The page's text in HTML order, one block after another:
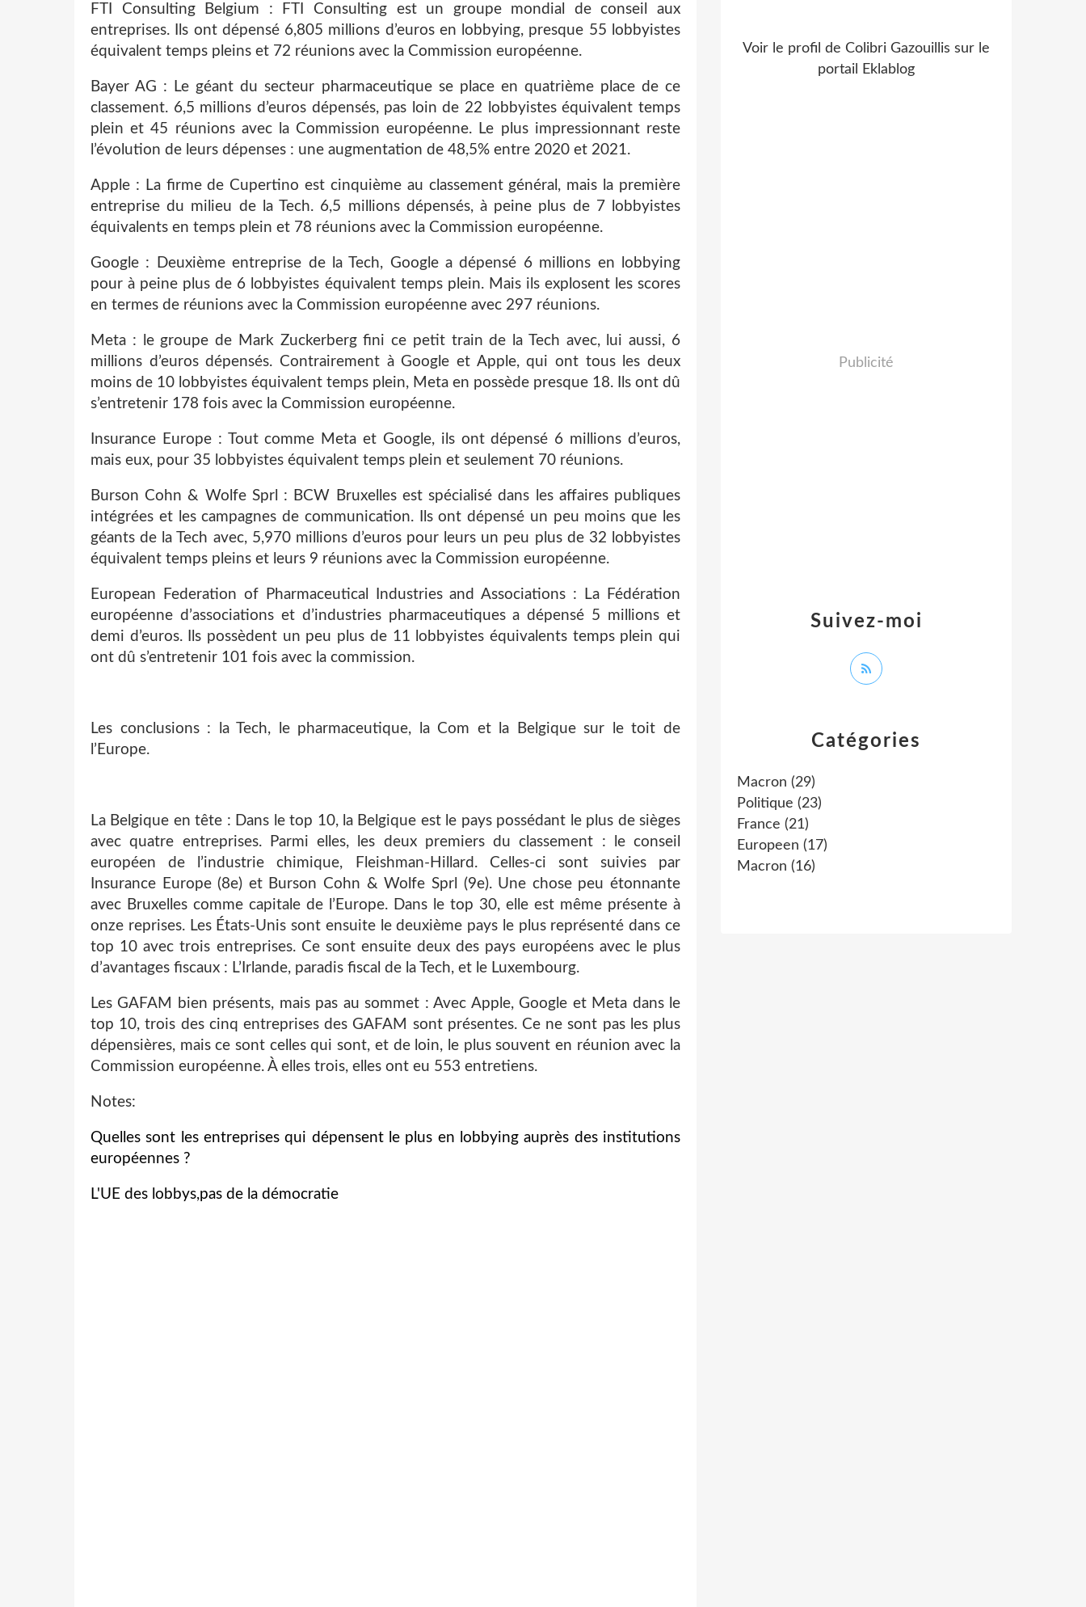
FTI Consulting Belgium : FTI Consulting est un groupe mondial de conseil aux
entreprises. Ils ont dépensé 6,805 millions d’euros en lobbying, presque 55 lobbyistes
équivalent temps pleins et 72 réunions avec la Commission européenne.
Bayer AG : Le géant du secteur pharmaceutique se place en quatrième place de ce
classement. 6,5 millions d’euros dépensés, pas loin de 22 lobbyistes équivalent temps
plein et 45 réunions avec la Commission européenne. Le plus impressionnant reste
l’évolution de leurs dépenses : une augmentation de 48,5% entre 2020 et 2021.
Apple : La firme de Cupertino est cinquième au classement général, mais la première
entreprise du milieu de la Tech. 6,5 millions dépensés, à peine plus de 7 lobbyistes
équivalents en temps plein et 78 réunions avec la Commission européenne.
Google : Deuxième entreprise de la Tech, Google a dépensé 6 millions en lobbying
pour à peine plus de 6 lobbyistes équivalent temps plein. Mais ils explosent les scores
en termes de réunions avec la Commission européenne avec 297 réunions.
Meta : le groupe de Mark Zuckerberg fini ce petit train de la Tech avec, lui aussi, 6
millions d’euros dépensés. Contrairement à Google et Apple, qui ont tous les deux
moins de 10 lobbyistes équivalent temps plein, Meta en possède presque 18. Ils ont dû
s’entretenir 178 fois avec la Commission européenne.
Insurance Europe : Tout comme Meta et Google, ils ont dépensé 6 millions d’euros,
mais eux, pour 35 lobbyistes équivalent temps plein et seulement 70 réunions.
Burson Cohn & Wolfe Sprl : BCW Bruxelles est spécialisé dans les affaires publiques
intégrées et les campagnes de communication. Ils ont dépensé un peu moins que les
géants de la Tech avec, 5,970 millions d’euros pour leurs un peu plus de 32 lobbyistes
équivalent temps pleins et leurs 9 réunions avec la Commission européenne.
European Federation of Pharmaceutical Industries and Associations : La Fédération
européenne d’associations et d’industries pharmaceutiques a dépensé 5 millions et
demi d’euros. Ils possèdent un peu plus de 11 lobbyistes équivalents temps plein qui
ont dû s’entretenir 101 fois avec la commission.
Les conclusions : la Tech, le pharmaceutique, la Com et la Belgique sur le toit de
l’Europe.
La Belgique en tête : Dans le top 10, la Belgique est le pays possédant le plus de sièges
avec quatre entreprises. Parmi elles, les deux premiers du classement : le conseil
européen de l’industrie chimique, Fleishman-Hillard. Celles-ci sont suivies par
Insurance Europe (8e) et Burson Cohn & Wolfe Sprl (9e). Une chose peu étonnante
avec Bruxelles comme capitale de l’Europe. Dans le top 30, elle est même présente à
onze reprises. Les États-Unis sont ensuite le deuxième pays le plus représenté dans ce
top 10 avec trois entreprises. Ce sont ensuite deux des pays européens avec le plus
d’avantages fiscaux : L’Irlande, paradis fiscal de la Tech, et le Luxembourg.
Les GAFAM bien présents, mais pas au sommet : Avec Apple, Google et Meta dans le
top 10, trois des cinq entreprises des GAFAM sont présentes. Ce ne sont pas les plus
dépensières, mais ce sont celles qui sont, et de loin, le plus souvent en réunion avec la
Commission européenne. À elles trois, elles ont eu 553 entretiens.
Notes:
Quelles sont les entreprises qui dépensent le plus en lobbying auprès des institutions
européennes ?
L'UE des lobbys,pas de la démocratie
Catégories
Macron (29)
Politique (23)
France (21)
Europeen (17)
Macron (16)
Suivez-moi
Voir le profil de Colibri Gazouillis sur le
portail Eklablog
Publicité